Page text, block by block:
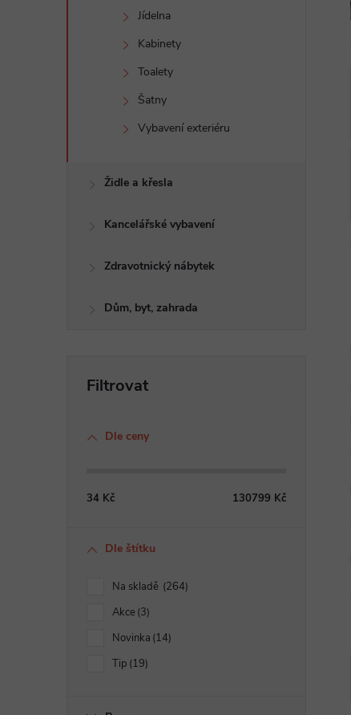
Jídelna
Kabinety
Toalety
Šatny
Vybavení exteriéru
Židle a křesla
Kancelářské vybavení
Zdravotnický nábytek
Dům, byt, zahrada
Dle ceny
34 Kč 130799 Kč
Dle štítku
Na skladě
264
Akce 3
Novinka 14
Tip 19